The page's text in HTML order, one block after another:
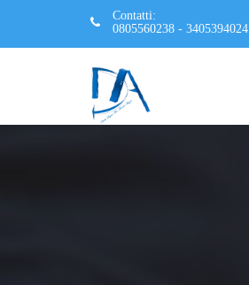
content
Contatti:
0805560238 - 3405394024